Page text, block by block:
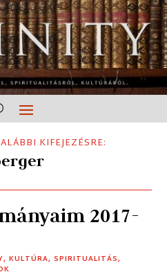
KIFEJEZÉSRE:
2017-
,KULTÚRA,SPIRITUALITÁS,